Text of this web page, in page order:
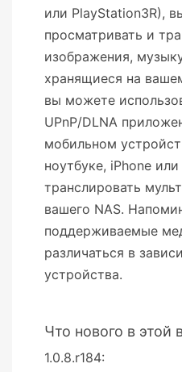
или PlayStation3R),
просматривать и
изображения,
хранящиеся на
вы можете
UPnP/DLNA
мобильном
ноутбуке, iPhone
транслировать
вашего NAS.
поддерживаемые
различаться в
устройства.
Что нового в этой
1.0.8.r184: